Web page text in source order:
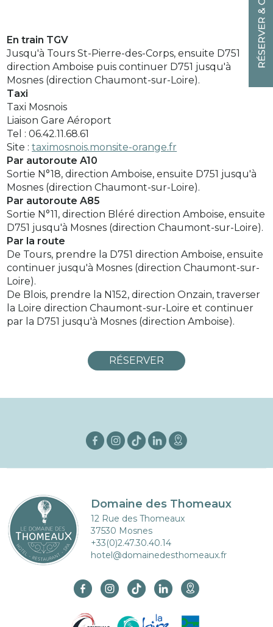
En train TGV
Jusqu'à Tours St-Pierre-des-Corps, ensuite D751
direction Amboise puis continuer D751 jusqu'à
Mosnes (direction Chaumont-sur-Loire).
Taxi
Taxi Mosnois
Liaison Gare Aéroport
Tel : 06.42.11.68.61
Site :taximosnois.monsite-orange.fr
Par autoroute A10
Sortie N°18, direction Amboise, ensuite D751 jusqu'à
Mosnes (direction Chaumont-sur-Loire).
Par autoroute A85
Sortie N°11, direction Bléré direction Amboise, ensuite
D751 jusqu'à Mosnes (direction Chaumont-sur-Loire).
Par la route
De Tours, prendre la D751 direction Amboise, ensuite
continuer jusqu'à Mosnes (direction Chaumont-sur-
Loire).
De Blois, prendre la N152, direction Onzain, traverser
la Loire direction Chaumont-sur-Loire et continuer
par la D751 jusqu'à Mosnes (direction Amboise).
RÉSERVER
Domaine des Thomeaux
12 Rue des Thomeaux
37530 Mosnes
+33(0)2.47.30.40.14
hotel@domainedesthomeaux.fr